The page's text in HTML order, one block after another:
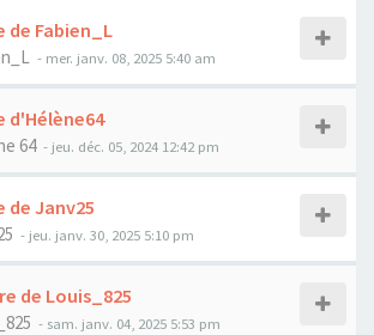
de Fabien_L
- mer. janv. 08, 2025 5:40 am
d'Hélène64
64 - jeu. déc. 05, 2024 12:42 pm
de Janv25
- jeu. janv. 30, 2025 5:10 pm
de Louis_825
- sam. janv. 04, 2025 5:53 pm